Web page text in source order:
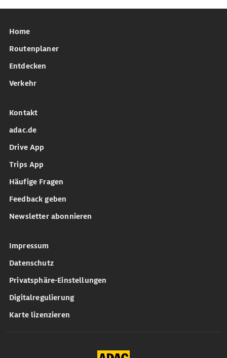
Home
Routenplaner
Entdecken
Verkehr
Kontakt
adac.de
Drive App
Trips App
Häufige Fragen
Feedback geben
Newsletter abonnieren
Impressum
Datenschutz
Privatsphäre-Einstellungen
Digitalregulierung
Karte lizenzieren